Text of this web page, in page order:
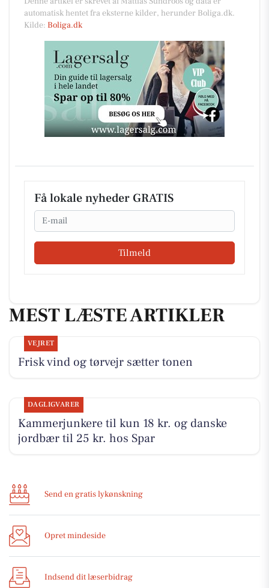
automatisk hentet fra eksterne kilder, herunder Boliga.dk.
Kilde: Boliga.dk
Få lokale nyheder GRATIS
Email
Tilmeld
MEST LÆSTE ARTIKLER
VEJRET
Frisk vind og tørvejr sætter tonen
DAGLIGVARER
Kammerjunkere til kun 18 kr. og danske
jordbær til 25 kr. hos Spar
Send en gratis lykønskning
Opret mindeside
Indsend dit læserbidrag